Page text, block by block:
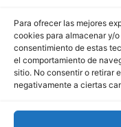
Para ofrecer las mejores
cookies para almacenar y/
consentimiento de estas
el comportamiento de
sitio. No consentir o retirar
negativamente a ciertas